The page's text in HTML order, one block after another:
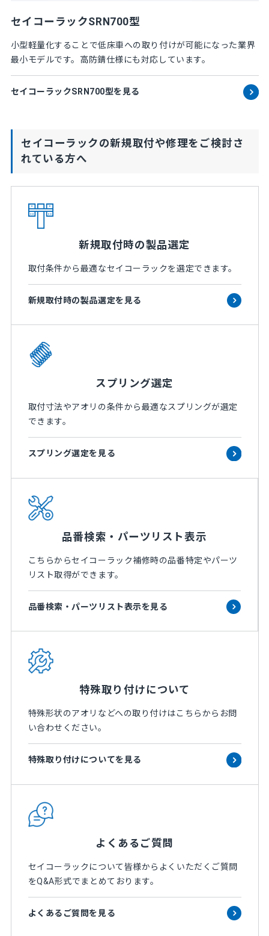
セイコーラックSRN700型
小型軽量化することで低床車への取り付けが可能になった業界
最小モデルです。高防錆仕様にも対応しています。
セイコーラックSRN700型を見る
セイコーラックの新規取付や修理をご検討さ
れている方へ
新規取付時の製品選定
取付条件から最適なセイコーラックを選定できます。
新規取付時の製品選定を見る
スプリング選定
取付寸法やアオリの条件から最適なスプリングが選定
できます。
スプリング選定を見る
品番検索・パーツリスト表示
こちらからセイコーラック補修時の品番特定やパーツ
リスト取得ができます。
品番検索・パーツリスト表示を見る
特殊取り付けについて
特殊形状のアオリなどへの取り付けはこちらからお問
い合わせください。
特殊取り付けについてを見る
よくあるご質問
セイコーラックについて皆様からよくいただくご質問
をQ&A形式でまとめております。
よくあるご質問を見る